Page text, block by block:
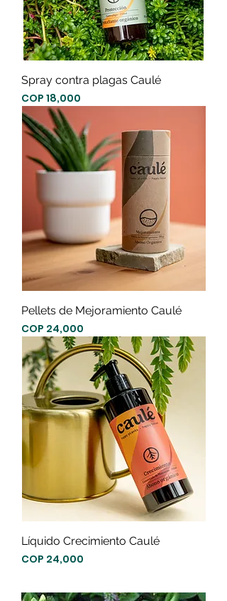
Spray contra plagas Caulé
Precio
COP 18,000
Pellets de Mejoramiento Caulé
Precio
COP 24,000
Líquido Crecimiento Caulé
Precio
COP 24,000